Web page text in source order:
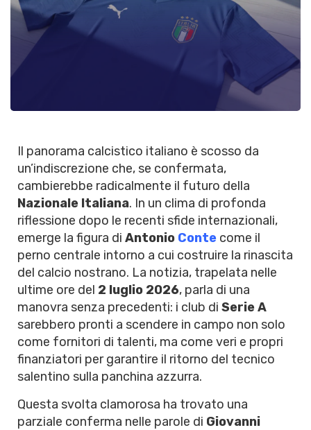
Il panorama calcistico italiano è scosso da
un’indiscrezione che, se confermata,
cambierebbe radicalmente il futuro della
Nazionale Italiana. In un clima di profonda
riflessione dopo le recenti sfide internazionali,
emerge la figura di Antonio Conte come il
perno centrale intorno a cui costruire la rinascita
del calcio nostrano. La notizia, trapelata nelle
ultime ore del 2 luglio 2026, parla di una
manovra senza precedenti: i club di Serie A
sarebbero pronti a scendere in campo non solo
come fornitori di talenti, ma come veri e propri
finanziatori per garantire il ritorno del tecnico
salentino sulla panchina azzurra.
Questa svolta clamorosa ha trovato una
parziale conferma nelle parole di Giovanni